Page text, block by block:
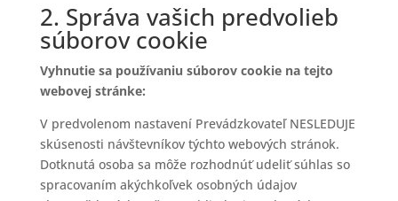
2. Správa vašich predvolieb
súborov cookie
Vyhnutie sa používaniu súborov cookie na tejto
webovej stránke:
V predvolenom nastavení Prevádzkovateľ NESLEDUJE
skúsenosti návštevníkov týchto webových stránok.
Dotknutá osoba sa môže rozhodnúť udeliť súhlas so
spracovaním akýchkoľvek osobných údajov